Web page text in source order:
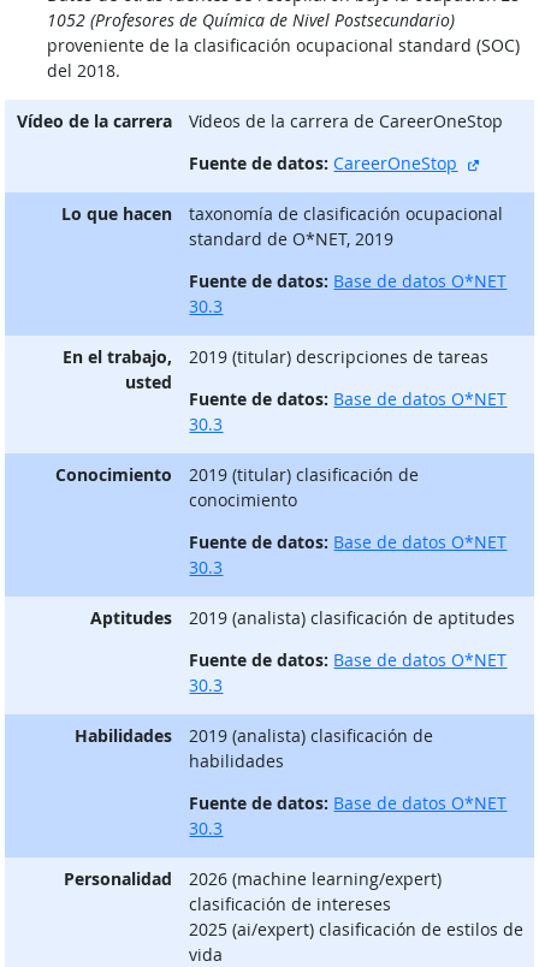
1052 (Profesores de Química de Nivel Postsecundario)
proveniente de la clasificación ocupacional standard (SOC)
del 2018.
Vídeo de la carrera
Vίdeos de la carrera de CareerOneStop
Fuente de datos: CareerOneStop
Lo que hacen
taxonomía de clasificación ocupacional
standard de O*NET, 2019
Fuente de datos: Base de datos O*NET
30.3
En el trabajo,
usted
2019 (titular) descripciones de tareas
Fuente de datos: Base de datos O*NET
30.3
Conocimiento
2019 (titular) clasificación de
conocimiento
Fuente de datos: Base de datos O*NET
30.3
Aptitudes
2019 (analista) clasificación de aptitudes
Fuente de datos: Base de datos O*NET
30.3
Habilidades
2019 (analista) clasificación de
habilidades
Fuente de datos: Base de datos O*NET
30.3
Personalidad
2026 (machine learning/expert)
clasificación de intereses
2025 (ai/expert) clasificación de estilos de
vida